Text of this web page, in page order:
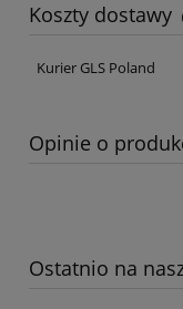
Koszty dostawy
Cena nie zawiera
Kurier GLS Poland
Opinie o
Ostatnio na